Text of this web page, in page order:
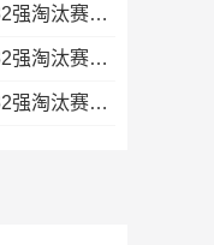
08月04日佛山西甲足球联赛32强淘汰赛广东西南建设VS香港圣徒全场录像
08月03日佛山西甲足球联赛32强淘汰赛广东凤铝VS湛江八部科技全场录像
08月03日佛山西甲足球联赛32强淘汰赛大塘控股VS茂名市点都得全场录像